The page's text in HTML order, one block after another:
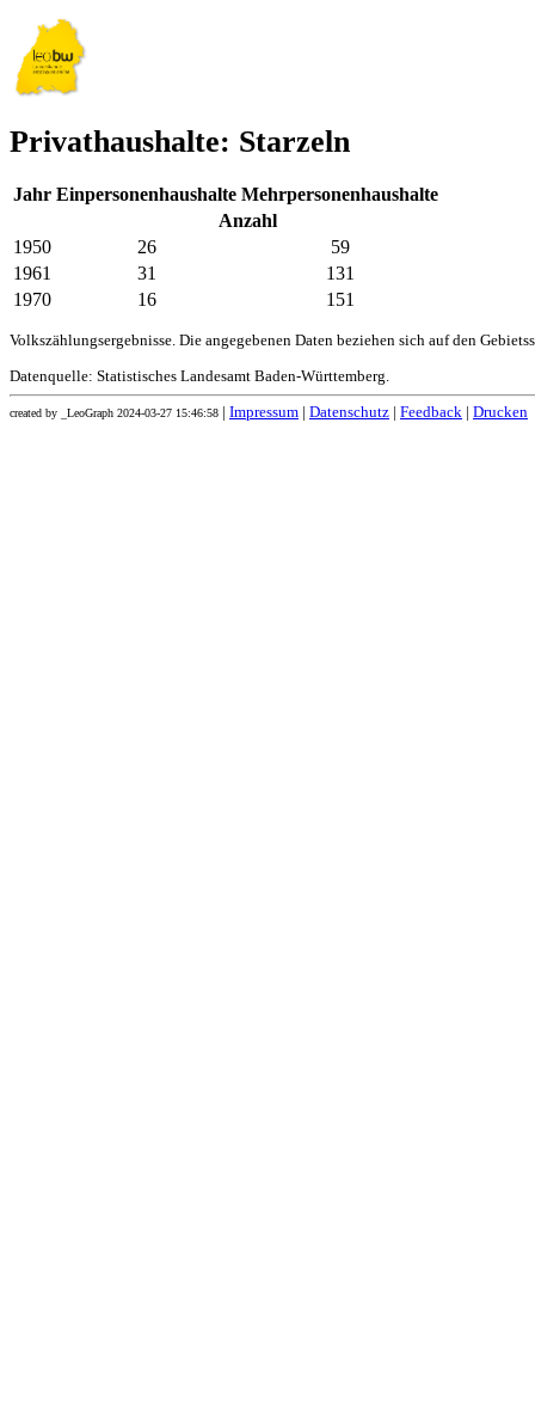
Privathaushalte: Starzeln
Jahr Einpersonenhaushalte Mehrpersonenhaushalte
Anzahl
1950
26
59
1961
31
131
1970
16 151
Volkszählungsergebnisse. Die angegebenen Daten beziehen sich auf den
Datenquelle: Statistisches Landesamt Baden-Württemberg.
created by _LeoGraph 2024-03-27 15:46:58 Impressum Datenschutz Feedback Drucken